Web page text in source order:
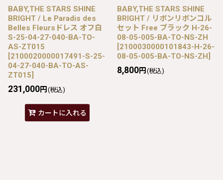
BABY,THE STARS SHINE
BRIGHT / Le Paradis des
Belles Fleursドレス オフ白
S-25-04-27-040-BA-TO-
AS-ZT015
[2100020000017491-S-25-
04-27-040-BA-TO-AS-
ZT015]
231,000円 (税込)
カートに入れる
BABY,THE STARS SHINE
BRIGHT / リボンリボンコル
セット Free ブラック H-26-
08-05-005-BA-TO-NS-ZH
[2100030000101843-H-26-
08-05-005-BA-TO-NS-ZH]
8,800円 (税込)